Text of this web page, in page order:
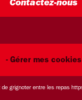
Contactez-nous
- Gérer mes cookies
de grignoter entre les repas